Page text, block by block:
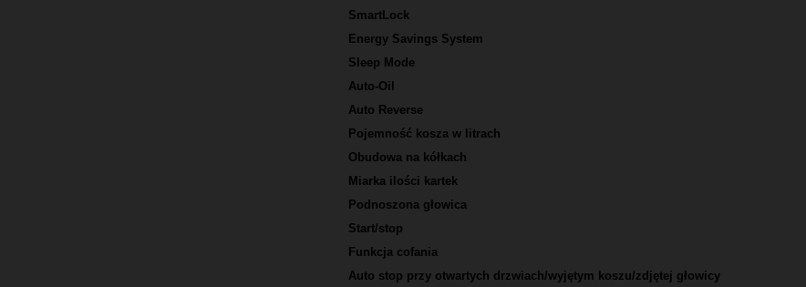
SmartLock
Energy Savings System
Sleep Mode
Auto-Oil
Auto Reverse
Pojemność kosza w litrach
Obudowa na kółkach
Miarka ilości kartek
Podnoszona głowica
Start/stop
Funkcja cofania
Auto stop przy otwartych drzwiach/wyjętym koszu/zdjętej głowicy